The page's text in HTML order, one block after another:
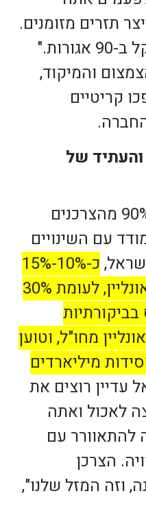
תזרים מזומנים.
לא פעם אתה מוכר שקל ב-90 אגורות."
והמיקוד,
קריטיים
והעתיד של
שביט, ששנים טען ש-90% מהצרכנים
עם השינויים
כ-10%-15%
מהרכישות מתבצעות אונליין, לעומת 30%
מחו"ל, וטוען
מיליארדים
עדיין רוצים את
לאכול ואתה
להתאוורר עם
הצרכן
וזה המזל שלנו",